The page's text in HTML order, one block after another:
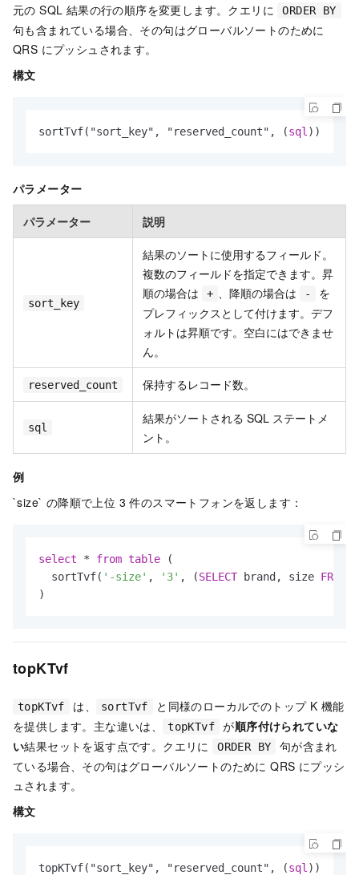
元の SQL 結果の行の順序を変更します。クエリに ORDER BY
句も含まれている場合、その句はグローバルソートのために
QRS にプッシュされます。
構文
sortTvf("sort_key", "reserved_count", (sql))
パラメーター
パラメーター 説明
sort_key
結果のソートに使用するフィールド。
複数のフィールドを指定できます。昇
順の場合は
+ 、降順の場合は -
を
プレフィックスとして付けます。デフ
ォルトは昇順です。空白にはできませ
ん。
reserved_count 保持するレコード数。
sql
結果がソートされる SQL ステートメ
ント。
例
`size` の降順で上位 3 件のスマートフォンを返します：
select * from table (
  sortTvf(
'-size' , '3' , (SELECT brand, size FROM
)
topKTvf
topKTvf は、 sortTvf
と同様のローカルでのトップ K 機能
を提供します。主な違いは、
topKTvf が順序付けられていな
い結果セットを返す点です。クエリに ORDER BY
句が含まれ
ている場合、その句はグローバルソートのために QRS にプッシ
ュされます。
構文
topKTvf("sort_key", "reserved_count", (sql ))